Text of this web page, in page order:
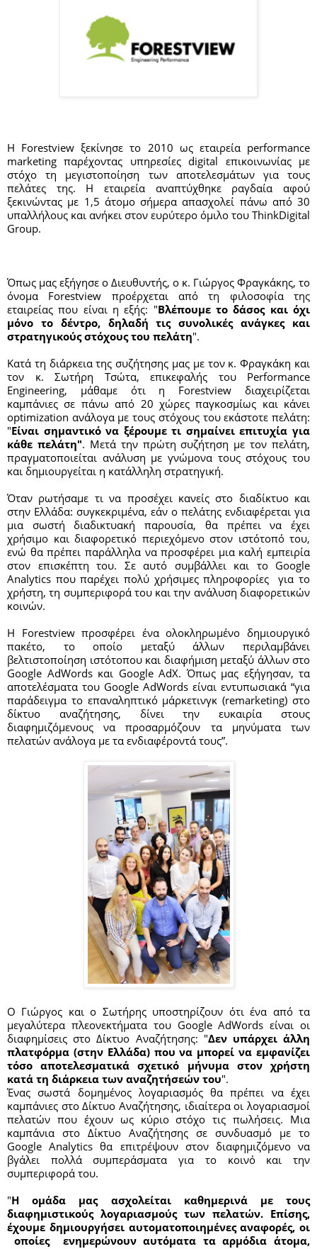
H Forestview ξεκίνησε το 2010 ως εταιρεία performance
marketing παρέχοντας υπηρεσίες digital επικοινωνίας με
στόχο τη μεγιστοποίηση των αποτελεσμάτων για τους
πελάτες της. Η εταιρεία αναπτύχθηκε ραγδαία αφού
ξεκινώντας με 1,5 άτομο σήμερα απασχολεί πάνω από 30
υπαλλήλους και ανήκει στον ευρύτερο όμιλο του ThinkDigital
Group.
Όπως μας εξήγησε ο Διευθυντής, ο κ. Γιώργος Φραγκάκης, το
όνομα Forestview προέρχεται από τη φιλοσοφία της
εταιρείας που είναι η εξής: "Βλέπουμε το δάσος και όχι
μόνο το δέντρο, δηλαδή τις συνολικές ανάγκες και
στρατηγικούς στόχους του πελάτη".
Κατά τη διάρκεια της συζήτησης μας με τον κ. Φραγκάκη και
τον κ. Σωτήρη Τσώτα, επικεφαλής του Performance
Engineering, μάθαμε ότι η Forestview διαχειρίζεται
καμπάνιες σε πάνω από 20 χώρες παγκοσμίως και κάνει
optimization ανάλογα με τους στόχους του εκάστοτε πελάτη:
"Είναι σημαντικό να ξέρουμε τι σημαίνει επιτυχία για
κάθε πελάτη". Μετά την πρώτη συζήτηση με τον πελάτη,
πραγματοποιείται ανάλυση με γνώμονα τους στόχους του
και δημιουργείται η κατάλληλη στρατηγική.
Όταν ρωτήσαμε τι να προσέχει κανείς στο διαδίκτυο και
στην Ελλάδα: συγκεκριμένα, εάν ο πελάτης ενδιαφέρεται για
μια σωστή διαδικτυακή παρουσία, θα πρέπει να έχει
χρήσιμο και διαφορετικό περιεχόμενο στον ιστότοπό του,
ενώ θα πρέπει παράλληλα να προσφέρει μια καλή εμπειρία
στον επισκέπτη του. Σε αυτό συμβάλλει και το Google
Analytics που παρέχει πολύ χρήσιμες πληροφορίες  για το
χρήστη, τη συμπεριφορά του και την ανάλυση διαφορετικών
κοινών.
Η Forestview προσφέρει ένα ολοκληρωμένο δημιουργικό
πακέτο, το οποίο μεταξύ άλλων περιλαμβάνει
βελτιστοποίηση ιστότοπου και διαφήμιση μεταξύ άλλων στο
Google AdWords και Google AdΧ. Όπως μας εξήγησαν, τα
αποτελέσματα του Google AdWords είναι εντυπωσιακά “για
παράδειγμα το επαναληπτικό μάρκετινγκ (remarketing) στο
δίκτυο αναζήτησης, δίνει την ευκαιρία στους
διαφημιζόμενους να προσαρμόζουν τα μηνύματα των
πελατών ανάλογα με τα ενδιαφέροντά τους”.
O Γιώργος και ο Σωτήρης υποστηρίζουν ότι ένα από τα
μεγαλύτερα πλεονεκτήματα του Google AdWords είναι οι
διαφημίσεις στο Δίκτυο Αναζήτησης: "Δεν υπάρχει άλλη
πλατφόρμα (στην Ελλάδα) που να μπορεί να εμφανίζει
τόσο αποτελεσματικά σχετικό μήνυμα στον χρήστη
κατά τη διάρκεια των αναζητήσεών του".
Ένας σωστά δομημένος λογαριασμός θα πρέπει να έχει
καμπάνιες στο Δίκτυο Αναζήτησης, ιδιαίτερα οι λογαριασμοί
πελατών που έχουν ως κύριο στόχο τις πωλήσεις. Μια
καμπάνια στο Δίκτυο Αναζήτησης σε συνδυασμό με το
Google Analytics θα επιτρέψουν στον διαφημιζόμενο να
βγάλει πολλά συμπεράσματα για το κοινό και την
συμπεριφορά του.
"Η ομάδα μας ασχολείται καθημερινά με τους
διαφημιστικούς λογαριασμούς των πελατών. Επίσης,
έχουμε δημιουργήσει αυτοματοποιημένες αναφορές, οι
οποίες  ενημερώνουν αυτόματα τα αρμόδια άτομα,